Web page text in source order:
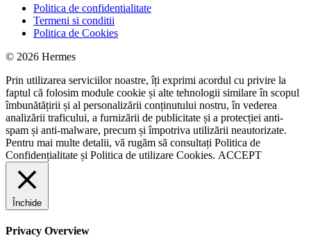
Politica de confidentialitate
Termeni si conditii
Politica de Cookies
© 2026 Hermes
Prin utilizarea serviciilor noastre, îți exprimi acordul cu privire la
faptul că folosim module cookie și alte tehnologii similare în scopul
îmbunătățirii și al personalizării conținutului nostru, în vederea
analizării traficului, a furnizării de publicitate și a protecției anti-
spam și anti-malware, precum și împotriva utilizării neautorizate.
Pentru mai multe detalii, vă rugăm să consultați Politica de
Confidențialitate și Politica de utilizare Cookies. ACCEPT
Închide
Privacy Overview